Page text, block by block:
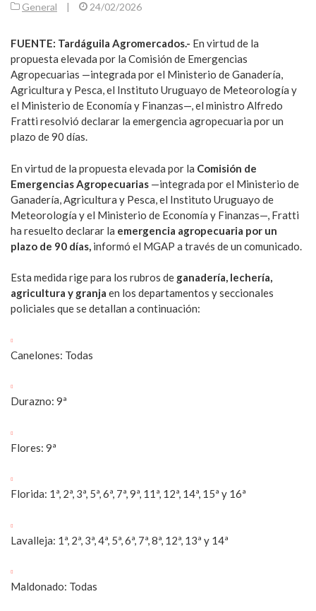
General | 24/02/2026
FUENTE: Tardáguila Agromercados.- En virtud de la
propuesta elevada por la Comisión de Emergencias
Agropecuarias —integrada por el Ministerio de Ganadería,
Agricultura y Pesca, el Instituto Uruguayo de Meteorología y
el Ministerio de Economía y Finanzas—, el ministro Alfredo
Fratti resolvió declarar la emergencia agropecuaria por un
plazo de 90 días.
En virtud de la propuesta elevada por la Comisión de
Emergencias Agropecuarias —integrada por el Ministerio de
Ganadería, Agricultura y Pesca, el Instituto Uruguayo de
Meteorología y el Ministerio de Economía y Finanzas—, Fratti
ha resuelto declarar la emergencia agropecuaria por un
plazo de 90 días, informó el MGAP a través de un comunicado.
Esta medida rige para los rubros de ganadería, lechería,
agricultura y granja en los departamentos y seccionales
policiales que se detallan a continuación:
Canelones: Todas
Durazno: 9ª
Flores: 9ª
Florida: 1ª, 2ª, 3ª, 5ª, 6ª, 7ª, 9ª, 11ª, 12ª, 14ª, 15ª y 16ª
Lavalleja: 1ª, 2ª, 3ª, 4ª, 5ª, 6ª, 7ª, 8ª, 12ª, 13ª y 14ª
Maldonado: Todas